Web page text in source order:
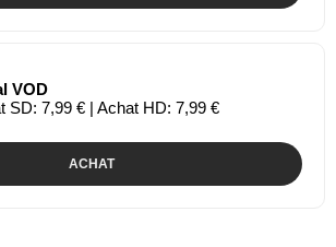
VOD
SD: 7,99 € | Achat HD: 7,99 €
ACHAT